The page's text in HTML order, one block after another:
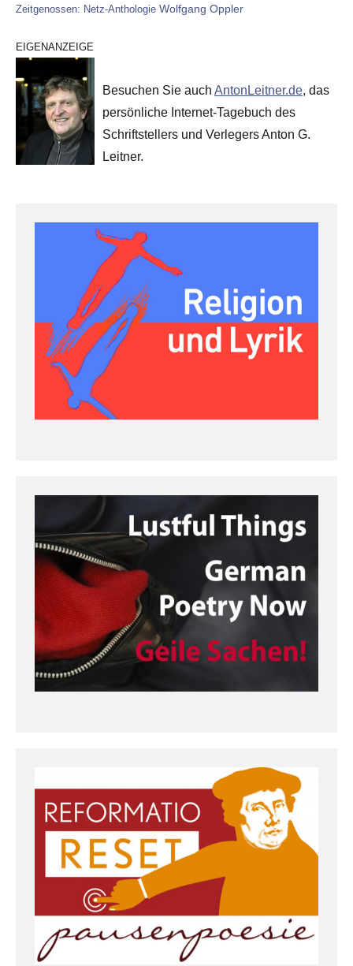
Zeitgenossen: Netz-Anthologie Wolfgang Oppler
EIGENANZEIGE
Besuchen Sie auch AntonLeitner.de, das
persönliche Internet-Tagebuch des
Schriftstellers und Verlegers Anton G.
Leitner.